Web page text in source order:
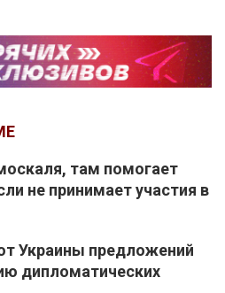
там помогает
не принимает участия в
Украины предложений
дипломатических